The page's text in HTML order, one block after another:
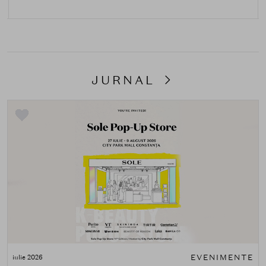
JURNAL
iulie 2026 EVENIMENTE